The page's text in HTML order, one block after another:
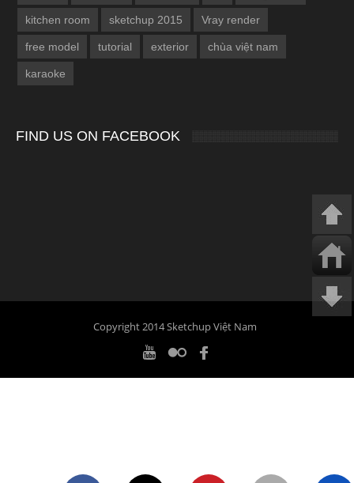
kitchen room sketchup 2015 Vray render
free model tutorial exterior chùa việt nam
karaoke
FIND US ON FACEBOOK
Copyright 2014 Sketchup Việt Nam